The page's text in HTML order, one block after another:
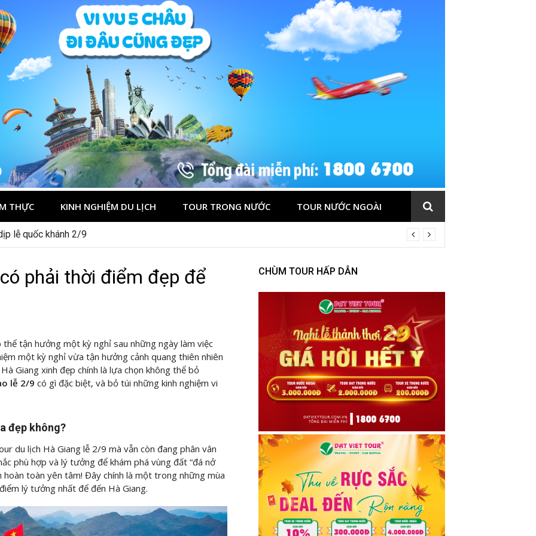
THỰC KINH NGHIỆM DU LỊCH TOUR TRONG NƯỚC TOUR NƯỚC NGOÀI
nào đẹp? Gợi ý 5+ tọa độ hot 2026
phải thời điểm đẹp để
tận hưởng một kỳ nghỉ sau những ngày làm việc
một kỳ nghỉ vừa tận hưởng cảnh quang thiên nhiên
Giang xinh đẹp chính là lựa chọn không thể bỏ
lễ 2/9 có gì đặc biệt, và bỏ túi những kinh nghiệm vi
đẹp không?
du lịch Hà Giang lễ 2/9 mà vẫn còn đang phân vân
phù hợp và lý tưởng để khám phá vùng đất “đá nở
hoàn toàn yên tâm! Đây chính là một trong những mùa
lý tưởng nhất để đến Hà Giang.
CHÙM TOUR HẤP DẪN